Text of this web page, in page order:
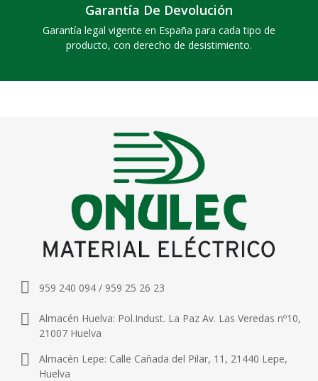
Garantía De Devolución
Garantía legal vigente en España para cada tipo de
producto, con derecho de desistimiento.
959 240 094 / 959 25 26 23
Almacén Huelva: Pol.Indust. La Paz Av. Las Veredas nº10,
21007 Huelva
Almacén Lepe: Calle Cañada del Pilar, 11, 21440 Lepe,
Huelva